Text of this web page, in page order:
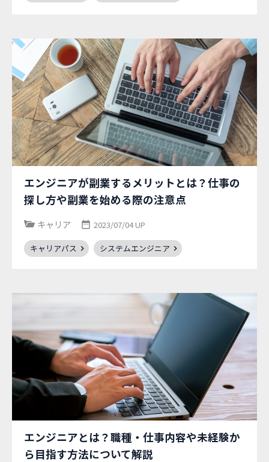
エンジニアが副業するメリットとは？仕事の
探し方や副業を始める際の注意点
キャリア 2023/07/04 UP
キャリアパス システムエンジニア
エンジニアとは？職種・仕事内容や未経験か
ら目指す方法について解説